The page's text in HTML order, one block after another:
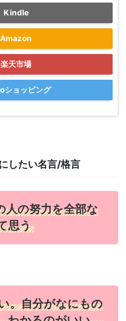
Kindle
Amazon
楽天市場
ショッピング
したい名言/格言
人の努力を全部な
思う
。自分がなにもの